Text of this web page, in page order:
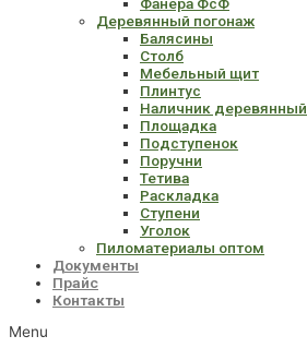
Деревянный погонаж
Балясины
Столб
Мебельный щит
Плинтус
Наличник деревянный
Площадка
Подступенок
Поручни
Тетива
Раскладка
Ступени
Уголок
Пиломатериалы оптом
Документы
Прайс
Контакты
Menu